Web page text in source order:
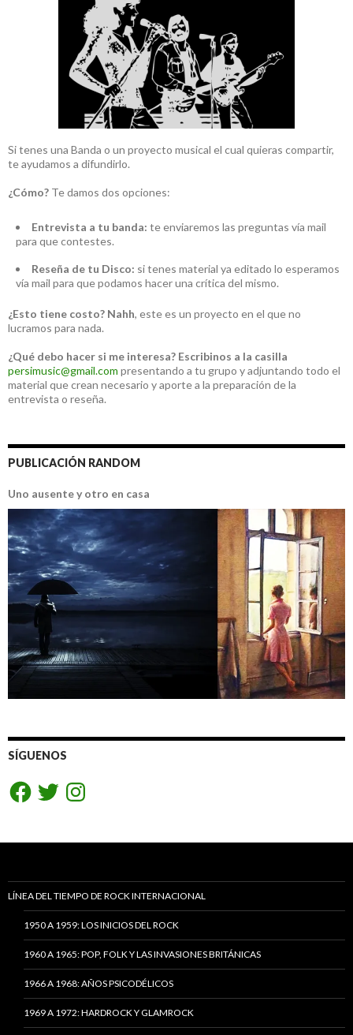
Si tenes una Banda o un proyecto musical el cual quieras compartir,
te ayudamos a difundirlo.
¿Cómo? Te damos dos opciones:
Entrevista a tu banda: te enviaremos las preguntas vía mail
para que contestes.
Reseña de tu Disco: si tenes material ya editado lo esperamos
vía mail para que podamos hacer una crítica del mismo.
¿Esto tiene costo? Nahh, este es un proyecto en el que no
lucramos para nada.
¿Qué debo hacer si me interesa? Escribinos a la casilla
persimusic@gmail.com presentando a tu grupo y adjuntando todo el
material que crean necesario y aporte a la preparación de la
entrevista o reseña.
PUBLICACIÓN RANDOM
Uno ausente y otro en casa
SÍGUENOS
FacebookTwitterInstagram
LÍNEA DEL TIEMPO DE ROCK INTERNACIONAL
1950 A 1959: LOS INICIOS DEL ROCK
1960 A 1965: POP, FOLK Y LAS INVASIONES BRITÁNICAS
1966 A 1968: AÑOS PSICODÉLICOS
1969 A 1972: HARDROCK Y GLAMROCK